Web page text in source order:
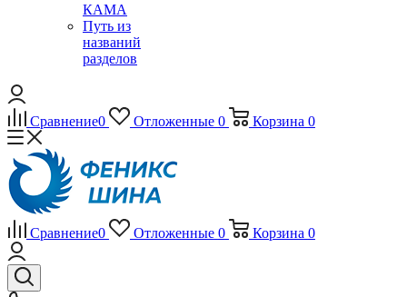
КАМА
Путь из
названий
разделов
Сравнение0 Отложенные 0 Корзина 0
Сравнение0 Отложенные 0 Корзина 0